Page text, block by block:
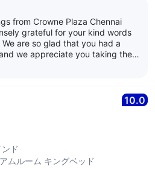
from Crowne Plaza Chennai
grateful for your kind words
are so glad that you had a
we appreciate you taking the
Plaza Chennai Adyar Park
to hosting you again. Have a
Adyar Park
10.0
ンド
ムルーム キングベッド